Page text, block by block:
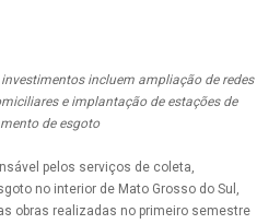
incluem ampliação de redes
e implantação de estações de
de esgoto
pelos serviços de coleta,
no interior de Mato Grosso do Sul,
obras realizadas no primeiro semestre